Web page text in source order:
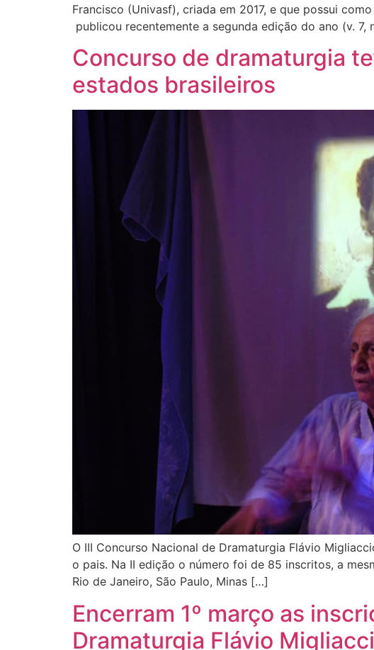
Francisco (Univasf), criada em 2017, e que possui
publicou recentemente a segunda edição do ano (v. 7,
Concurso de dramaturgia
estados brasileiros
O III Concurso Nacional de Dramaturgia Flávio
o pais. Na II edição o número foi de 85 inscritos, a
Rio de Janeiro, São Paulo, Minas […]
Encerram 1º março as
Dramaturgia Flávio